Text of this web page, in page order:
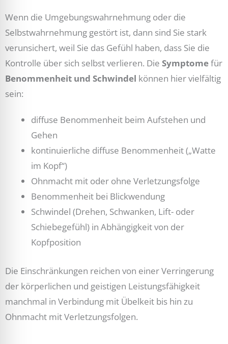
Wenn die Umgebungswahrnehmung oder die
Selbstwahrnehmung gestört ist, dann sind Sie stark
verunsichert, weil Sie das Gefühl haben, dass Sie die
Kontrolle über sich selbst verlieren. Die Symptomefür
Benommenheit und Schwindel können hier vielfältig
sein:
diffuse Benommenheit beim Aufstehen und
Gehen
kontinuierliche diffuse Benommenheit („Watte
im Kopf“)
Ohnmacht mit oder ohne Verletzungsfolge
Benommenheit bei Blickwendung
Schwindel (Drehen, Schwanken, Lift- oder
Schiebegefühl) in Abhängigkeit von der
Kopfposition
Die Einschränkungen reichen von einer Verringerung
der körperlichen und geistigen Leistungsfähigkeit
manchmal in Verbindung mit Übelkeit bis hin zu
Ohnmacht mit Verletzungsfolgen.